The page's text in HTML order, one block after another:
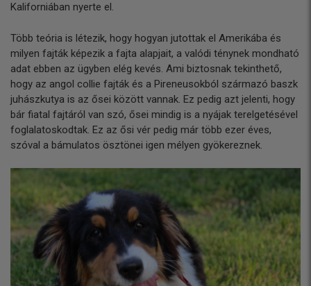
Kaliforniában nyerte el.
Több teória is létezik, hogy hogyan jutottak el Amerikába és
milyen fajták képezik a fajta alapjait, a valódi ténynek mondható
adat ebben az ügyben elég kevés. Ami biztosnak tekinthető,
hogy az angol collie fajták és a Pireneusokból származó baszk
juhászkutya is az ősei között vannak. Ez pedig azt jelenti, hogy
bár fiatal fajtáról van szó, ősei mindig is a nyájak terelgetésével
foglalatoskodtak. Ez az ősi vér pedig már több ezer éves,
szóval a bámulatos ösztönei igen mélyen gyökereznek.